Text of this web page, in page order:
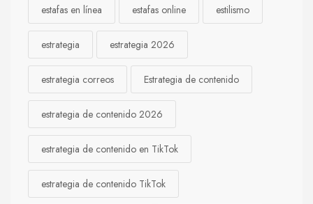
estafas en línea estafas online estilismo
estrategia estrategia 2026
estrategia correos Estrategia de contenido
estrategia de contenido 2026
estrategia de contenido en TikTok
estrategia de contenido TikTok